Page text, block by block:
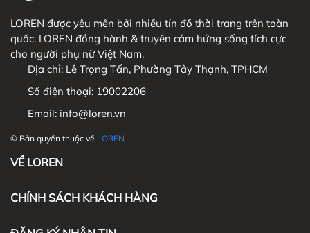
LOREN được yêu mến bởi nhiều tín đồ thời trang trên toàn
quốc. LOREN đồng hành & truyền cảm hứng sống tích cực
cho người phụ nữ Việt Nam.
Địa chỉ: Lê Trọng Tấn, Phường Tây Thạnh, TPHCM
Số điện thoại: 19002206
Email: info@loren.vn
© Bản quyền thuộc về LOREN
VỀ LOREN
CHÍNH SÁCH KHÁCH HÀNG